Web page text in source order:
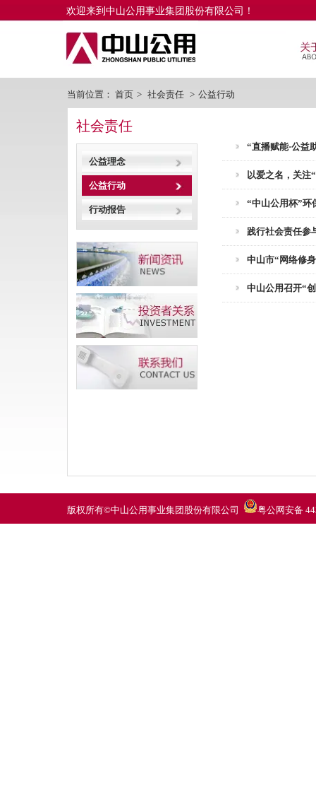
欢迎来到中山公用事业集团股份有限公司！
当前位置： 首页 > 社会责任 > 公益行动
社会责任
公益理念
公益行动
行动报告
“直播赋能·公益
以爱之名，关
“中山公用杯”环
践行社会责任参
中山市“网络修
中山公用召开“
版权所有©中山公用事业集团股份有限公司 粤公网安备